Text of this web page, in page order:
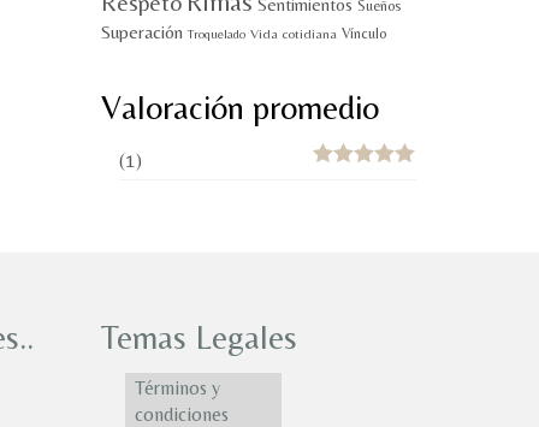
Sentimientos Sueños
Superación Troquelado Vida cotidiana Vínculo
Valoración promedio
(1)
Temas Legales
Términos y
condiciones